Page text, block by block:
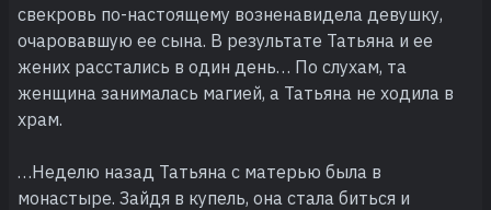
свекровь по-настоящему возненавидела девушку,
очаровавшую ее сына. В результате Татьяна и ее
жених расстались в один день… По слухам, та
женщина занималась магией, а Татьяна не ходила в
храм.
…Неделю назад Татьяна с матерью была в
монастыре. Зайдя в купель, она стала биться и